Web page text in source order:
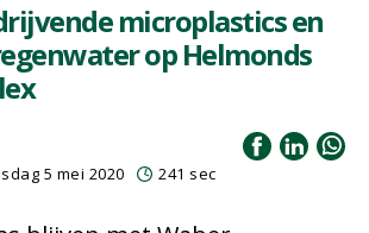
microplastics en
op Helmonds
5 mei 2020 241 sec